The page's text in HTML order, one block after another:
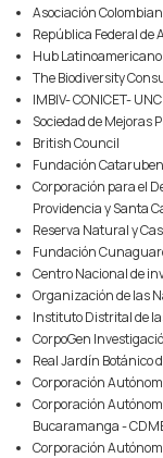
Asociación
República Federal de
Hub
The Biodiversity
IMBIV- CONICET-
Sociedad de Mejoras
British Council
Fundación Cataruben
Corporación para el
Providencia y Santa
Reserva Natural y
Fundación
Centro Nacional de
Organización de las
Instituto Distrital de
CorpoGen
Real Jardín Botánico
Corporación
Corporación
Bucaramanga -
Corporación